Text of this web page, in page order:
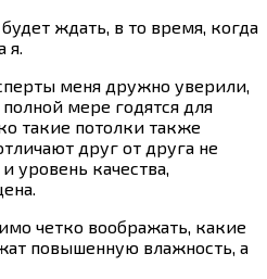
ждать, в то время, когда
я.
меня дружно уверили,
мере годятся для
такие потолки также
друг от друга не
уровень качества,
четко воображать, какие
повышенную влажность, а